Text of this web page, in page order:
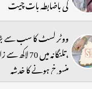
ووٹر لسٹ کا سب سے
،تلنگانہ میں
منسوخ ہونے کا خدشہ